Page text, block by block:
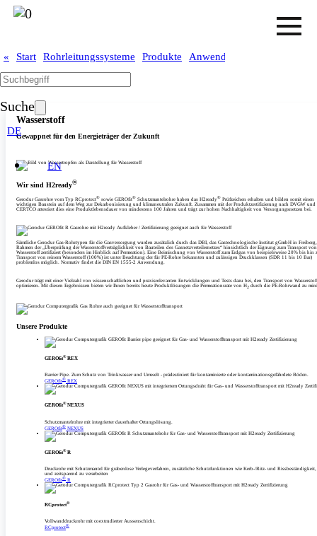
« Start Rohrleitungssysteme Produkte Anwendung
Suche
DE
EN
Wasserstoff
Gewappnet für den Energieträger der Zukunft
Wir sind H2ready®
‎‎Gerodur Gasrohre vom Typ RCprotect® sowie GEROfit® Schutzmantelrohre haben das H2ready® Prüfzeichen erhalten und bilden somit einen
wichtigen Baustein auf dem Weg zur Dekarbonisierung und klimaneutralen Zukunft. Zusammen mit der Produktzertifizierung nach DVGW und
CERTCO attestiert dies eine Produktlebensdauer von mindestens 100 Jahren und trägt zur hohen Nachhaltigkeit von Versorgungsnetzen bei.
Sämtliche Gerodur Gas-Rohrtypen für die Gasversorgung wurden zusätzlich durch das DBI, das Gastechnologische Institut gGmbH in
Rahmen der „Überprüfung der Wasserstoffverträglichkeit von Bauteilen des Gasnetzverteilernetzes“ hinsichtlich der Eignung zum Transport von
Wasserstoff zertifiziert (besonders im Hinblick auf Permeation). Eine Beimischung von Wasserstoff zum Erdgas von beispielsweise 20% bis hin
Transport von reinem Wasserstoff (100%) ist unter Beachtung der für PE-Rohre bekannten und zulässigen Druckklassen (SDR 11 bis 10 Bar)
problemlos möglich. Normativ findet die DIN EN 1555-2 Anwendung.
Gerodur trägt mit einer Vielzahl von wissenschaftlichen und praxisrelevanten Entwicklungen und Tests dazu bei, den Transport von
optimieren. Mit diesen Ergebnissen bieten wir Ihnen bereits heute Produktlösungen die Permeationsrate von H2 durch die PE-Rohrwand zu
Unsere Produkte
GEROfit®REX
Barrier Pipe. Zum Schutz von Trinkwasser und Umwelt - prädestiniert für kontaminierte oder kontaminationsgefährdete Böden.
GEROfit® REX
GEROfit®NEXUS
Schutzmantelrohre mit integrierter dauerhafter Ortungslösung.
GEROfit® NEXUS
GEROfit®R
Druckrohr mit Schutzmantel für grabenlose Verlegeverfahren, zusätzliche Schutzfunktionen wie Kerb-/­­­Ritz- und Rissbeständigkeit,
und zeitsparend zu verarbeiten
GEROfit® R
RCprotect®
Vollwanddruckrohr mit coextrudierter Aussenschicht.
RCprotect®